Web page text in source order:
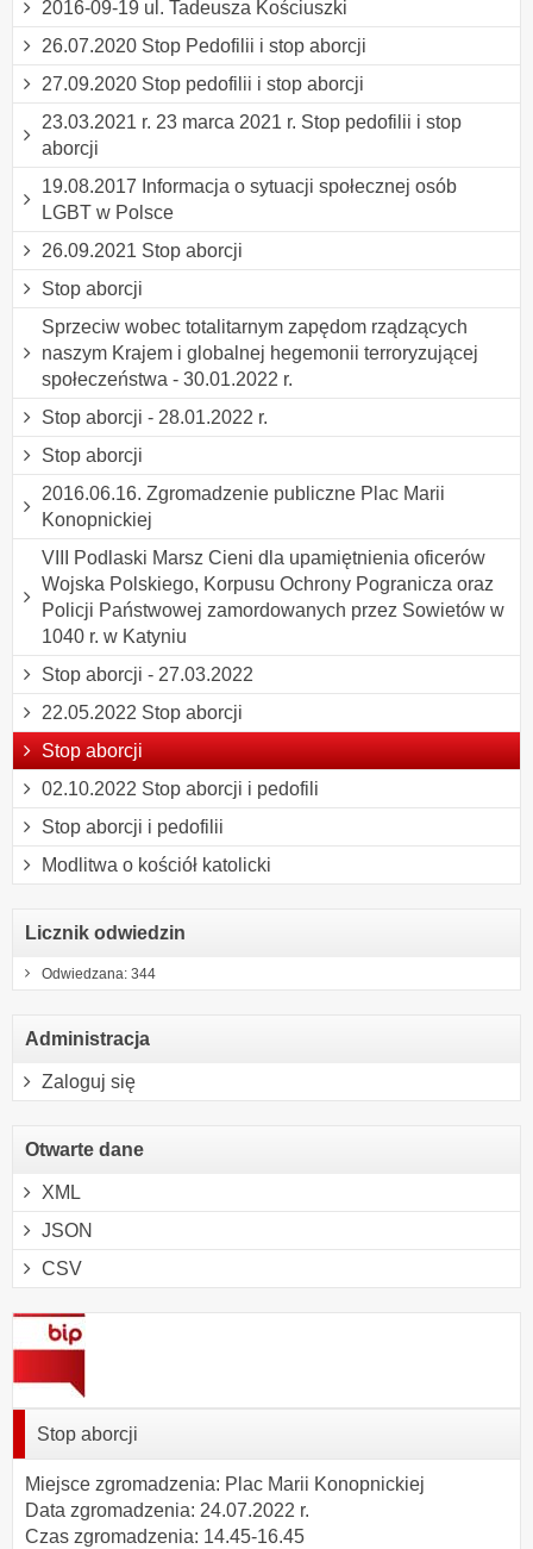
2016-09-19 ul. Tadeusza Kościuszki
26.07.2020 Stop Pedofilii i stop aborcji
27.09.2020 Stop pedofilii i stop aborcji
23.03.2021 r. 23 marca 2021 r. Stop pedofilii i stop
aborcji
19.08.2017 Informacja o sytuacji społecznej osób
LGBT w Polsce
26.09.2021 Stop aborcji
Stop aborcji
Sprzeciw wobec totalitarnym zapędom rządzących
naszym Krajem i globalnej hegemonii terroryzującej
społeczeństwa - 30.01.2022 r.
Stop aborcji - 28.01.2022 r.
Stop aborcji
2016.06.16. Zgromadzenie publiczne Plac Marii
Konopnickiej
VIII Podlaski Marsz Cieni dla upamiętnienia oficerów
Wojska Polskiego, Korpusu Ochrony Pogranicza oraz
Policji Państwowej zamordowanych przez Sowietów w
1040 r. w Katyniu
Stop aborcji - 27.03.2022
22.05.2022 Stop aborcji
Stop aborcji
02.10.2022 Stop aborcji i pedofili
Stop aborcji i pedofilii
Modlitwa o kościół katolicki
Licznik odwiedzin
Odwiedzana: 344
Administracja
Zaloguj się
Otwarte dane
XML
JSON
CSV
Stop aborcji
Miejsce zgromadzenia: Plac Marii Konopnickiej
Data zgromadzenia: 24.07.2022 r.
Czas zgromadzenia: 14.45-16.45